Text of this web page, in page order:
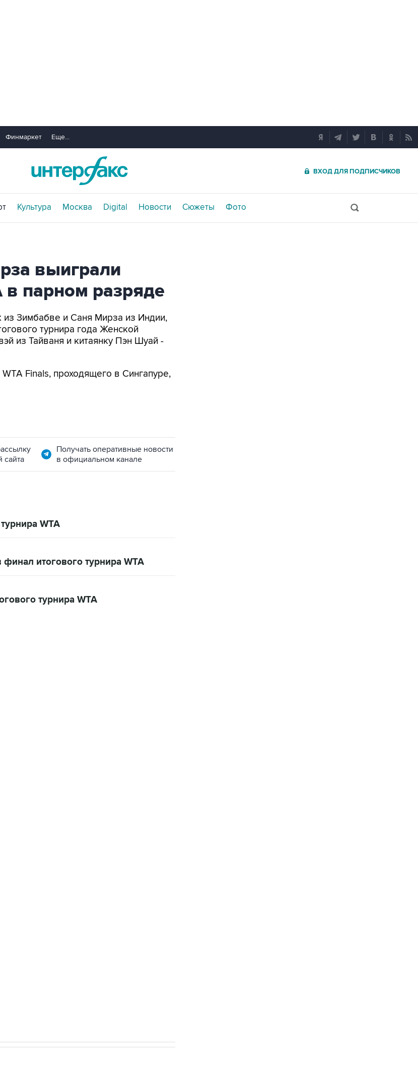
Финмаркет Еще...
ВХОД ДЛЯ ПОДПИСЧИКОВ
Культура Москва Digital Новости Сюжеты Фото
выиграли
в парном разряде
из Зимбабве и Саня Мирза из Индии,
турнира года Женской
из Тайваня и китаянку Пэн Шуай -
Finals, проходящего в Сингапуре,
сайта
Получать оперативные новости
в официальном канале
WTA
итогового турнира WTA
турнира WTA